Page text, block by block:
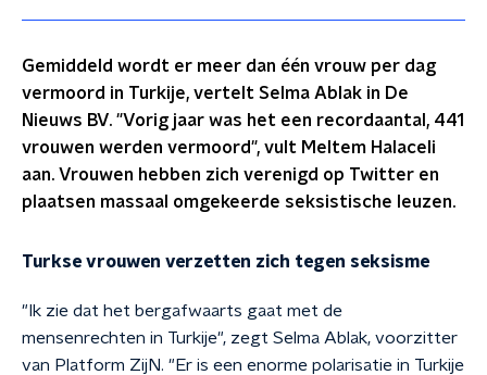
Gemiddeld wordt er meer dan één vrouw per dag
vermoord in Turkije, vertelt Selma Ablak in De
Nieuws BV. "Vorig jaar was het een recordaantal, 441
vrouwen werden vermoord", vult Meltem Halaceli
aan. Vrouwen hebben zich verenigd op Twitter en
plaatsen massaal omgekeerde seksistische leuzen.
Turkse vrouwen verzetten zich tegen seksisme
"Ik zie dat het bergafwaarts gaat met de
mensenrechten in Turkije", zegt Selma Ablak, voorzitter
van Platform ZijN. "Er is een enorme polarisatie in Turkije